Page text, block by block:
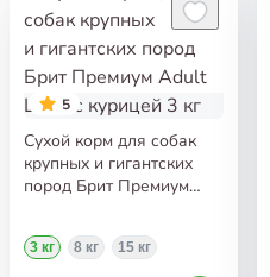
5
Сухой корм для собак
крупных и гигантских
пород Брит Премиум
3 кг
3 кг 8 кг 15 кг